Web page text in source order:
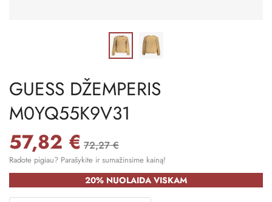
GUESS DŽEMPERIS
M0YQ55K9V31
57,82 € 72,27 €
Radote pigiau? Parašykite ir sumažinsime kainą!
20% NUOLAIDA VISKAM